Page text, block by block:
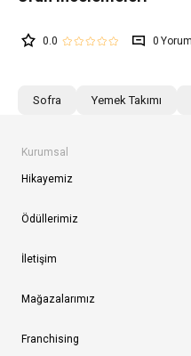
0.0 0
Sofra Yemek Takımı
Kurumsal
Hikayemiz
Ödüllerimiz
İletişim
Mağazalarımız
Franchising